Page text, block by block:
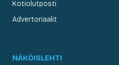
Kotiolutposti
Advertoriaalit
NÄKÖISLEHTI